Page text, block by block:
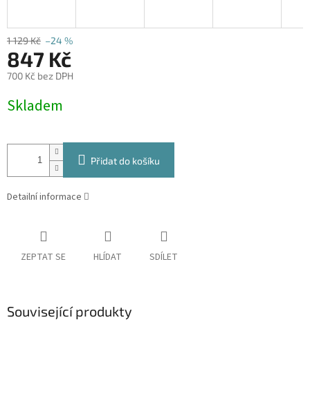
1 129 Kč –24 %
847 Kč
700 Kč bez DPH
cena:
Skladem
Přidat do košíku
Detailní informace
ZEPTAT SE HLÍDAT SDÍLET
Související produkty